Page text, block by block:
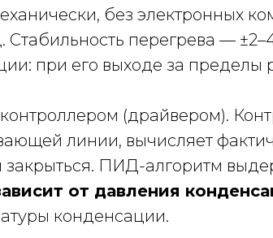
без электронных
перегрева —
при его выходе за пределы
(драйвером).
линии, вычисляет
ПИД-алгоритм
от давления
конденсации.